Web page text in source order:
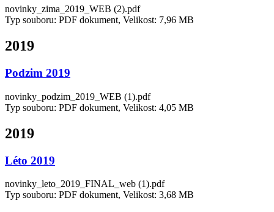
novinky_zima_2019_WEB (2).pdf
Typ souboru: PDF dokument, Velikost: 7,96 MB
2019
Podzim 2019
novinky_podzim_2019_WEB (1).pdf
Typ souboru: PDF dokument, Velikost: 4,05 MB
2019
Léto 2019
novinky_leto_2019_FINAL_web (1).pdf
Typ souboru: PDF dokument, Velikost: 3,68 MB